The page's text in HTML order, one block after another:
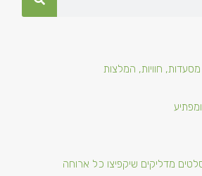
חוויות, המלצות
מדליקים שיקפיצו כל ארוחה